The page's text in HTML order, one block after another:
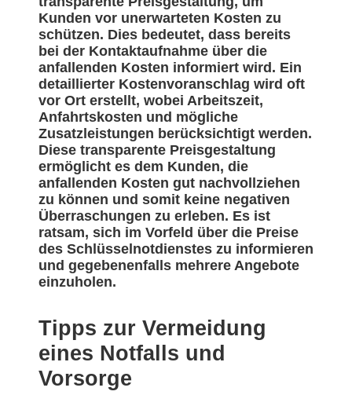
Kunden vor unerwarteten Kosten zu
schützen. Dies bedeutet, dass bereits
bei der Kontaktaufnahme über die
anfallenden Kosten informiert wird. Ein
detaillierter Kostenvoranschlag wird oft
vor Ort erstellt, wobei Arbeitszeit,
Anfahrtskosten und mögliche
Zusatzleistungen berücksichtigt werden.
Diese transparente Preisgestaltung
ermöglicht es dem Kunden, die
anfallenden Kosten gut nachvollziehen
zu können und somit keine negativen
Überraschungen zu erleben. Es ist
ratsam, sich im Vorfeld über die Preise
des Schlüsselnotdienstes zu informieren
und gegebenenfalls mehrere Angebote
einzuholen.
Tipps zur Vermeidung
eines Notfalls und
Vorsorge